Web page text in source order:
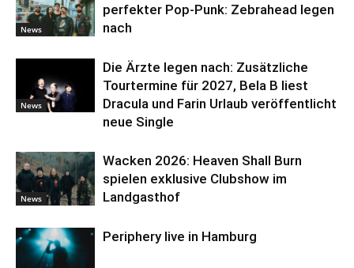
News
perfekter Pop-Punk: Zebrahead legen
nach
News
Die Ärzte legen nach: Zusätzliche
Tourtermine für 2027, Bela B liest
Dracula und Farin Urlaub veröffentlicht
neue Single
News
Wacken 2026: Heaven Shall Burn
spielen exklusive Clubshow im
Landgasthof
Periphery live in Hamburg